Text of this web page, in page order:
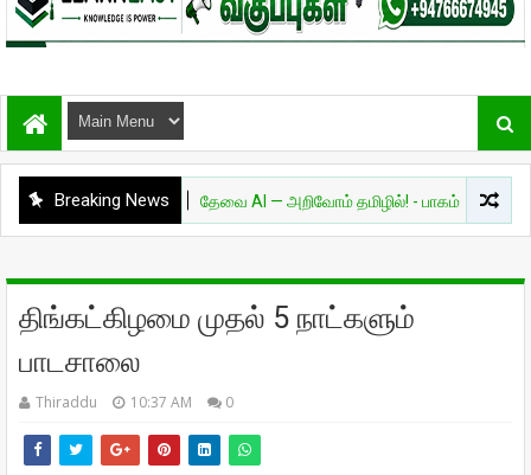
Breaking News
அறிவியல் தேவை AI — அறிவோம் தமிழில்! - பாகம் 01
திங்கட்கிழமை முதல் 5 நாட்களும்
பாடசாலை
Thiraddu 10:37 AM 0